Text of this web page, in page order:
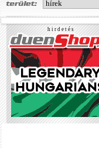
h i r d e t é s